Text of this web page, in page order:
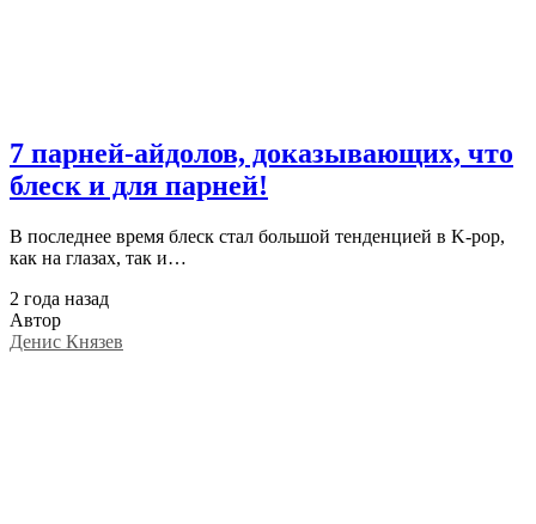
7 парней-айдолов, доказывающих, что
блеск и для парней!
В последнее время блеск стал большой тенденцией в K-pop,
как на глазах, так и…
2 года назад
Автор
Денис Князев